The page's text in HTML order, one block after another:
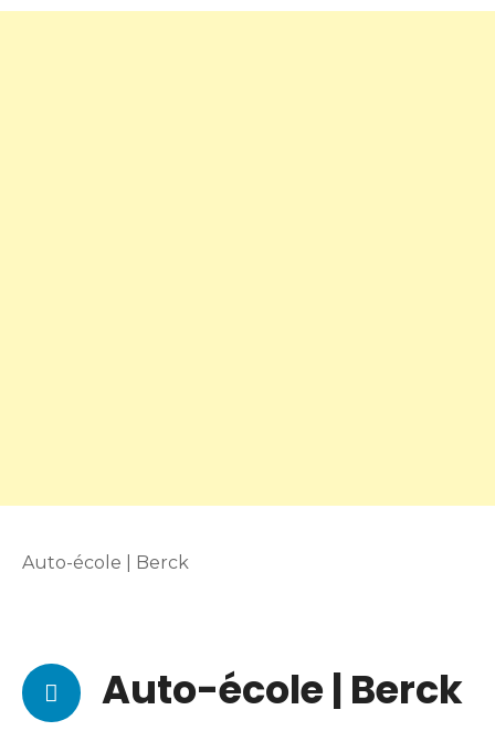
Auto-école | Berck
Auto-école | Berck